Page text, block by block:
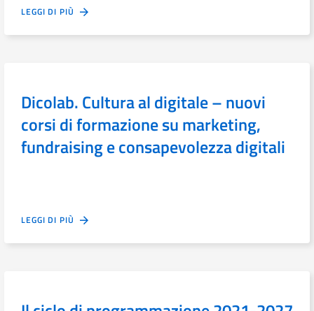
LEGGI DI PIÙ
Dicolab. Cultura al digitale – nuovi
corsi di formazione su marketing,
fundraising e consapevolezza digitali
LEGGI DI PIÙ